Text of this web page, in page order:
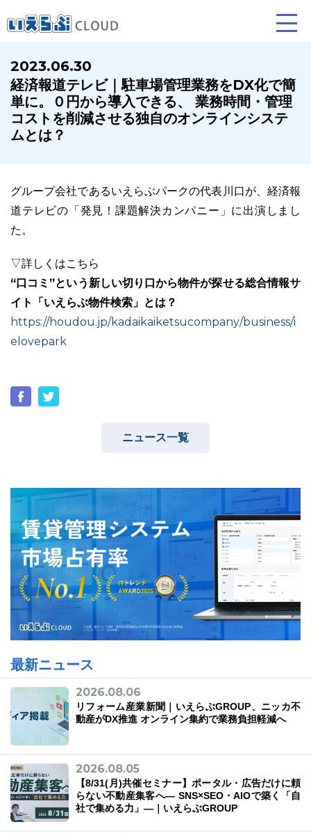
賃貸仲介
業務向け機能
売買仲介
業務向け機能
賃貸管理
業務向け機能
ホームページ制作について
ユーザーインタビュー
ニュース一覧 お役立ちブログ 資料ダウンロード
サービス一覧 プラン
03-6689-1791
2023.06.30
経済報道テレビ｜駐車場管理業務をDX化で簡
単に。０円から導入できる、 業務時間・管理
コストを削減させる独自のオンラインシステ
ムとは？
グループ会社であるいえらぶパークの代表川口が、経済報
道テレビの「発見！課題解決カンパニー」に出演しまし
た。
▽詳しくはこちら
“口コミ”という新しい切り口から物件が探せる総合情報サ
イト「いえらぶ物件検索」とは？
https://houdou.jp/kadaikaiketsucompany/business/i
elovepark
ニュース一覧
最新ニュース
2026.08.06
リフォーム産業新聞｜いえらぶGROUP、ニッカ不
動産がDX推進 オンライン集約で業務負担軽減へ
2026.08.05
【8/31(月)共催セミナー】ポータル・広告だけに頼
らない不動産集客へ― SNS×SEO・AIOで築く「自
社で集める力」―｜いえらぶGROUP